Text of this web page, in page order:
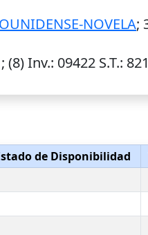
NOVELA;
(8)Inv.: 09422 S.T.:
de Disponibilidad